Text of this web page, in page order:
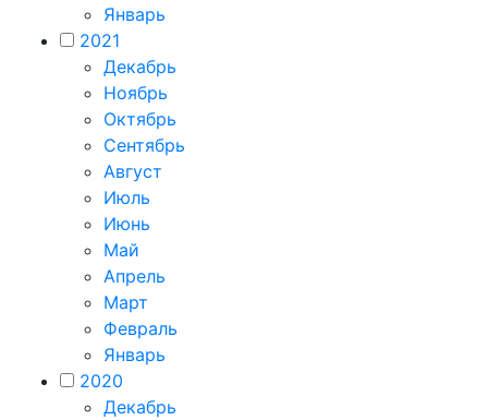
Январь
2021
Декабрь
Ноябрь
Октябрь
Сентябрь
Август
Июль
Июнь
Май
Апрель
Март
Февраль
Январь
2020
Декабрь